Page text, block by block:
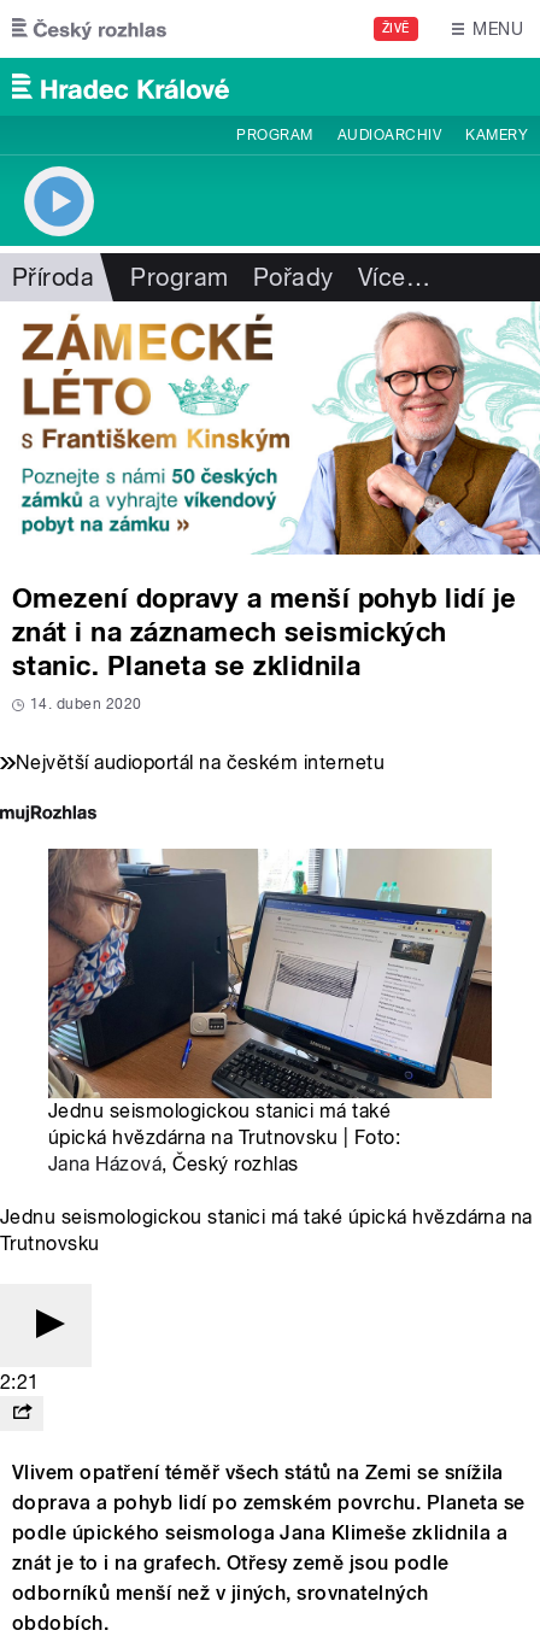
Přejít k hlavnímu obsahu
ŽIVĚ MENU
PROGRAM AUDIOARCHIV KAMERY
Příroda Program Pořady Více…
Omezení dopravy a menší pohyb lidí je
znát i na záznamech seismických
stanic. Planeta se zklidnila
14. duben 2020
Největší audioportál na českém internetu
Jednu seismologickou stanici má také
úpická hvězdárna na Trutnovsku | Foto:
Jana Házová, Český rozhlas
Jednu seismologickou stanici má také úpická hvězdárna na
Trutnovsku
2:21
Vlivem opatření téměř všech států na Zemi se snížila
doprava a pohyb lidí po zemském povrchu. Planeta se
podle úpického seismologa Jana Klimeše zklidnila a
znát je to i na grafech. Otřesy země jsou podle
odborníků menší než v jiných, srovnatelných
obdobích.